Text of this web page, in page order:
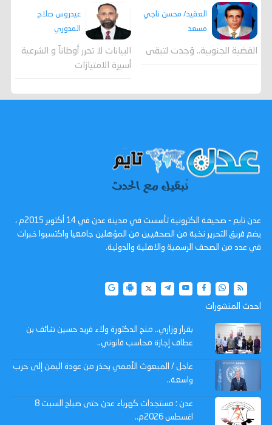
العقيد/ محسن ناجي
مسعد
القضية الجنوبية.. وُجدت لتبقى
عيدروس صلاح
المدوري
البيانات لا تحرر أوطاناً و الشرعية
أسيرة الامتيازات
عدن تايم - صحيفة الكترونية تأسست في مدينة عدن في 14 أكتوبر 2015م ،
يضم فريق التحرير نخبة من الصحفيين من المؤهلين جامعيا واكتسبوا خبرات
في عدد من الصحف الرسمية والاهلية والدولية.
احدث المنشورات
بقرار وزاري.. منح الدكتورة ولاء فريد حسين شائف بن
عطاف إجازة محاسب قانوني..
عاجل / المبعوث الأممي يحذر من عودة اليمن إلى حرب
واسعة..
عدن : مستجدات كهرباء عدن حتى صباح السبت 8
اغسطس 2026م..